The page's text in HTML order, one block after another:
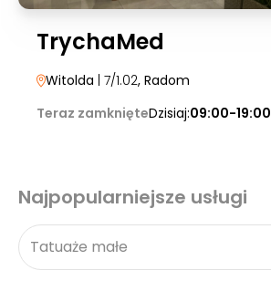
TrychaMed
Witolda | 7/1.02, Radom
Teraz zamknięteDzisiaj:09:00-19:00
Najpopularniejsze usługi
Tatuaże małe